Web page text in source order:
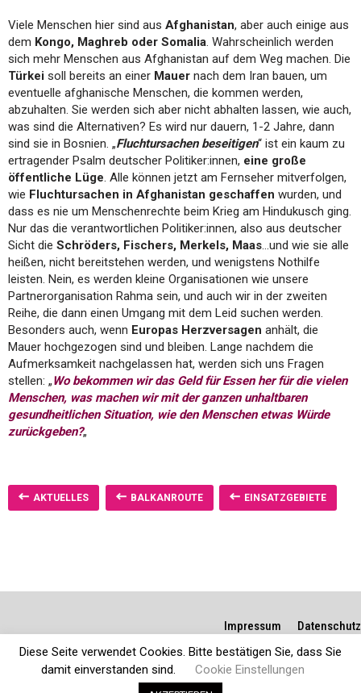
Viele Menschen hier sind aus Afghanistan, aber auch einige aus
dem Kongo, Maghreb oder Somalia. Wahrscheinlich werden
sich mehr Menschen aus Afghanistan auf dem Weg machen. Die
Türkei soll bereits an einer Mauer nach dem Iran bauen, um
eventuelle afghanische Menschen, die kommen werden,
abzuhalten. Sie werden sich aber nicht abhalten lassen, wie auch,
was sind die Alternativen? Es wird nur dauern, 1-2 Jahre, dann
sind sie in Bosnien. „Fluchtursachen beseitigen“ ist ein kaum zu
ertragender Psalm deutscher Politiker:innen, eine große
öffentliche Lüge. Alle können jetzt am Fernseher mitverfolgen,
wie Fluchtursachen in Afghanistan geschaffen wurden, und
dass es nie um Menschenrechte beim Krieg am Hindukusch ging.
Nur das die verantwortlichen Politiker:innen, also aus deutscher
Sicht die Schröders, Fischers, Merkels, Maas…und wie sie alle
heißen, nicht bereitstehen werden, und wenigstens Nothilfe
leisten. Nein, es werden kleine Organisationen wie unsere
Partnerorganisation Rahma sein, und auch wir in der zweiten
Reihe, die dann einen Umgang mit dem Leid suchen werden.
Besonders auch, wenn Europas Herzversagen anhält, die
Mauer hochgezogen sind und bleiben. Lange nachdem die
Aufmerksamkeit nachgelassen hat, werden sich uns Fragen
stellen: „Wo bekommen wir das Geld für Essen her für die vielen
Menschen, was machen wir mit der ganzen unhaltbaren
gesundheitlichen Situation, wie den Menschen etwas Würde
zurückgeben?„
AKTUELLES BALKANROUTE EINSATZGEBIETE
Impressum
Datenschutz
Diese Seite verwendet Cookies. Bitte bestätigen Sie, dass Sie
damit einverstanden sind.
Cookie Einstellungen